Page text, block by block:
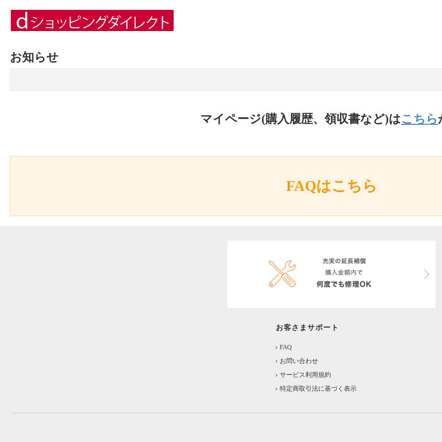
お知らせ
マイページ(購入履歴、領収書など)はこちら
FAQはこちら
お客さまサポート
FAQ
お問い合わせ
サービス利用規約
特定商取引法に基づく表示